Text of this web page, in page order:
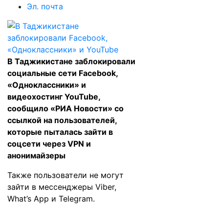
Эл. почта
В Таджикистане заблокировали
социальные сети Facebook,
«Одноклассники» и
видеохостинг YouTube,
сообщило «РИА Новости» со
ссылкой на пользователей,
которые пыталась зайти в
соцсети через VPN и
анонимайзеры
Также пользователи не могут
зайти в мессенджеры Viber,
What’s App и Telegram.